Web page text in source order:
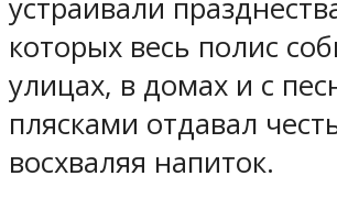
устраивали
которых весь полис
улицах, в домах и с
плясками отдавал
восхваляя напиток.